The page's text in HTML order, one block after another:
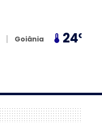
Brasília 21º